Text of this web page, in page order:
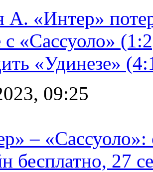
А. «Интер»
с «Сассуоло»
«Удинезе»
09:25
–
бесплатно, 27